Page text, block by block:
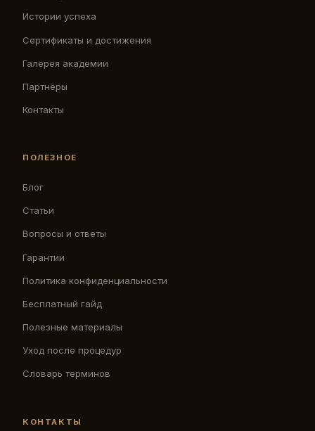
Истории успеха
Сертификаты и достижения
Галерея академии
Партнёры
Контакты
ПОЛЕЗНОЕ
Блог
Статьи
Вопросы и ответы
Гарантии
Политика конфиденциальности
Бесплатный гайд
Полезные материалы
Уход после процедур
Словарь терминов
КОНТАКТЫ